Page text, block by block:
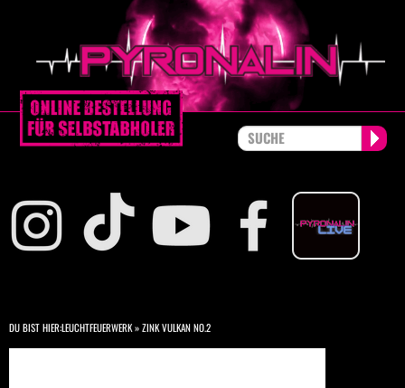
DU BIST HIER:LEUCHTFEUERWERK»ZINK VULKAN NO.2